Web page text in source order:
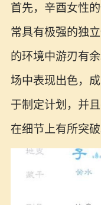
首先，辛酉女性
常具有极强的独
的环境中游刃有
场中表现出色，
于制定计划，并
在细节上有所突破